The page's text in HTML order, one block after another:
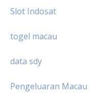
Slot Indosat
togel macau
data sdy
Pengeluaran Macau